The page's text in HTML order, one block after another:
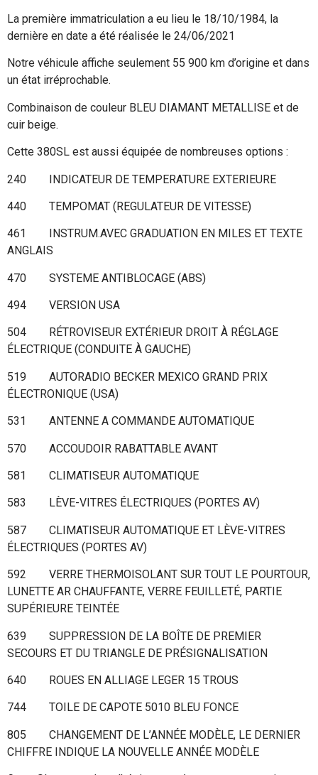
La première immatriculation a eu lieu le 18/10/1984, la
dernière en date a été réalisée le 24/06/2021
Notre véhicule affiche seulement 55 900 km d’origine et dans
un état irréprochable.
Combinaison de couleur BLEU DIAMANT METALLISE et de
cuir beige.
Cette 380SL est aussi équipée de nombreuses options :
240 INDICATEUR DE TEMPERATURE EXTERIEURE
440 TEMPOMAT (REGULATEUR DE VITESSE)
461 INSTRUM.AVEC GRADUATION EN MILES ET TEXTE
ANGLAIS
470 SYSTEME ANTIBLOCAGE (ABS)
494 VERSION USA
504 RÉTROVISEUR EXTÉRIEUR DROIT À RÉGLAGE
ÉLECTRIQUE (CONDUITE À GAUCHE)
519 AUTORADIO BECKER MEXICO GRAND PRIX
ÉLECTRONIQUE (USA)
531 ANTENNE A COMMANDE AUTOMATIQUE
570 ACCOUDOIR RABATTABLE AVANT
581 CLIMATISEUR AUTOMATIQUE
583 LÈVE-VITRES ÉLECTRIQUES (PORTES AV)
587 CLIMATISEUR AUTOMATIQUE ET LÈVE-VITRES
ÉLECTRIQUES (PORTES AV)
592 VERRE THERMOISOLANT SUR TOUT LE POURTOUR,
LUNETTE AR CHAUFFANTE, VERRE FEUILLETÉ, PARTIE
SUPÉRIEURE TEINTÉE
639 SUPPRESSION DE LA BOÎTE DE PREMIER
SECOURS ET DU TRIANGLE DE PRÉSIGNALISATION
640 ROUES EN ALLIAGE LEGER 15 TROUS
744 TOILE DE CAPOTE 5010 BLEU FONCE
805 CHANGEMENT DE L’ANNÉE MODÈLE, LE DERNIER
CHIFFRE INDIQUE LA NOUVELLE ANNÉE MODÈLE